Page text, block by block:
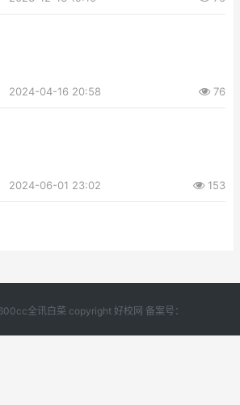
2024-04-16 20:58 76
2024-06-01 23:02 153
全讯白菜 copyright 好校网 备案号：